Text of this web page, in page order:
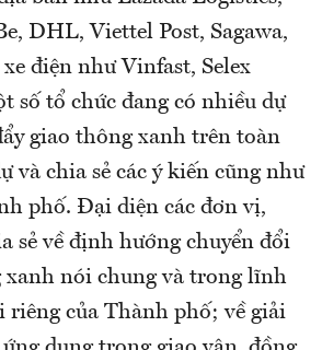
DHL, Viettel Post, Sagawa,
điện như Vinfast, Selex
số tổ chức đang có nhiều dự
giao thông xanh trên toàn
và chia sẻ các ý kiến cũng như
phố. Đại diện các đơn vị,
sẻ về định hướng chuyển đổi
xanh nói chung và trong lĩnh
riêng của Thành phố; về giải